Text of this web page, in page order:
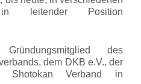
in leitender Position
des
dem DKB e.V., der
Shotokan Verband in